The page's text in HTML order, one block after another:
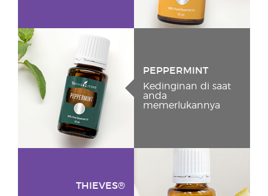
PEPPERMINT
Kedinginan di saat
anda
memerlukannya
THIEVES®